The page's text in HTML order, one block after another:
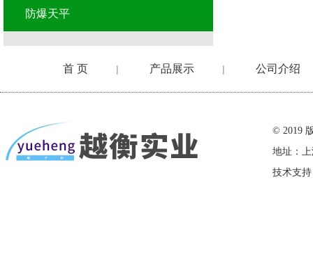
防爆天平
首 页 | 产品展示 | 公司介绍
© 2019
地址：
技术支